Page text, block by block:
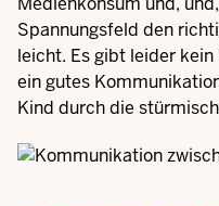
Spannungsfeld den
leicht. Es gibt leider
ein gutes
Kind durch die